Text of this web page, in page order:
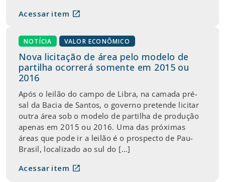
Acessar item open_in_new
NOTÍCIA VALOR ECONÔMICO
Nova licitação de área pelo modelo de
partilha ocorrerá somente em 2015 ou
2016
Após o leilão do campo de Libra, na camada pré-
sal da Bacia de Santos, o governo pretende licitar
outra área sob o modelo de partilha de produção
apenas em 2015 ou 2016. Uma das próximas
áreas que pode ir a leilão é o prospecto de Pau-
Brasil, localizado ao sul do […]
Acessar item open_in_new